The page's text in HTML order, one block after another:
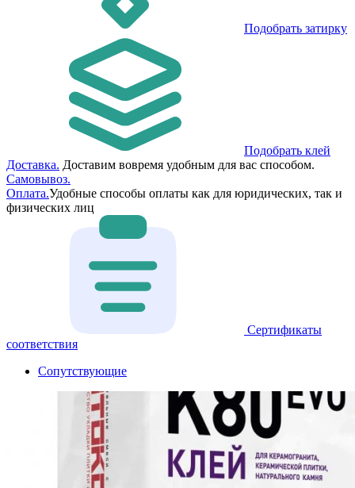
Подобрать затирку
Подобрать клей
Доставка. Доставим вовремя удобным для вас способом.
Самовывоз.
Оплата.Удобные способы оплаты как для юридических, так и
физических лиц
Сертификаты
соответствия
Сопутствующие